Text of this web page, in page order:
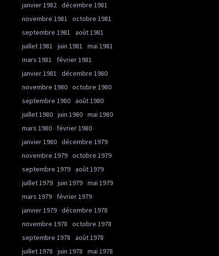
janvier 1982 décembre 1981
novembre 1981
octobre 1981
septembre 1981
août 1981
juillet 1981
juin 1981
mai 1981
mars 1981
février 1981
janvier 1981
décembre 1980
novembre 1980 octobre 1980
septembre 1980 août 1980
juillet 1980 juin 1980 mai 1980
mars 1980
février 1980
janvier 1980 décembre 1979
novembre 1979 octobre 1979
septembre 1979 août 1979
juillet 1979 juin 1979 mai 1979
mars 1979
février 1979
janvier 1979 décembre 1978
novembre 1978
octobre 1978
septembre 1978
août 1978
juillet 1978
juin 1978
mai 1978